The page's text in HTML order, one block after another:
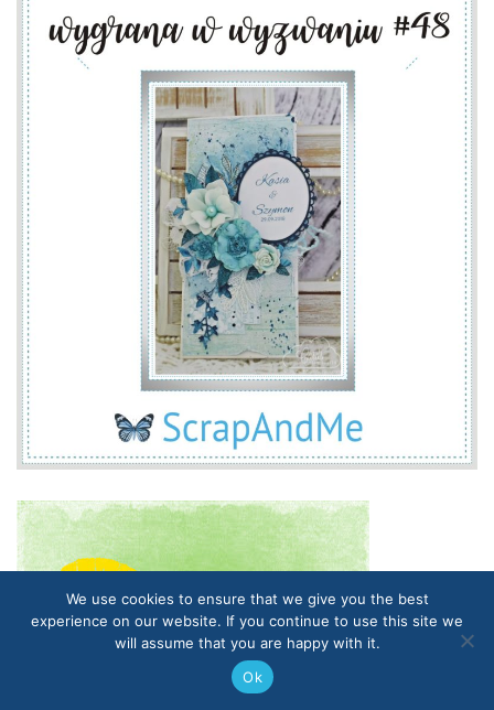
We use cookies to ensure that we give you the best
experience on our website. If you continue to use this site we
will assume that you are happy with it.
Ok